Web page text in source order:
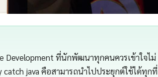
Development ที่นักพัฒนาทุกคนควรเข้าใจไม่
java คือสามารถนำไปประยุกต์ใช้ได้ทุกที่